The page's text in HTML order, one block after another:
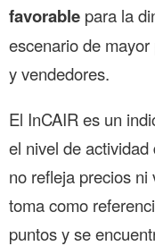
favorable para la
escenario de
y vendedores.
El InCAIR es un
el nivel de
no refleja precios
toma como
puntos y se